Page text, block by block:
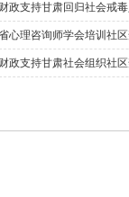
政支持甘肃回归社会戒
心理咨询师学会培训社
政支持甘肃社会组织社